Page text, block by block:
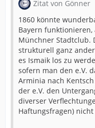
Zitat von Gönner
1860 könnte
Bayern
Münchner Stadtclub.
strukturell ganz
es Ismaik los zu
sofern man den e.V.
Arminia nach
der e.V. den
diverser
Haftungsfragen)